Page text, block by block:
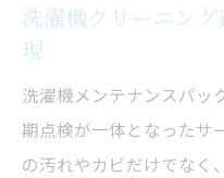
洗濯機クリーニン
現
洗濯機メンテナンスパッ
期点検が一体となったサ
の汚れやカビだけでなく